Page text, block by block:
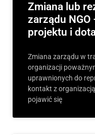
Zmiana lub
zarządu
projektu i
Zmiana zarządu w
organizacji
uprawnionych do
kontakt z
pojawić się